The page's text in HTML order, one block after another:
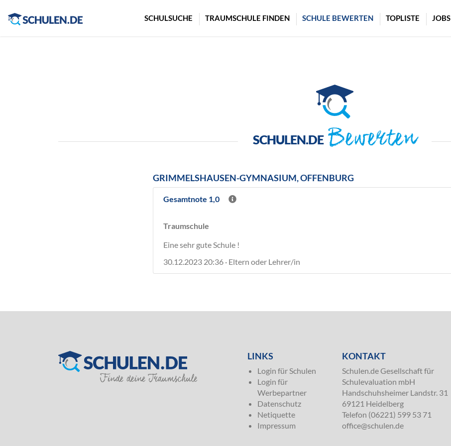
SCHULSUCHE TRAUMSCHULE FINDEN SCHULE BEWERTEN TOPLISTE JOBS
SCHULEN.DE Bewerten
GRIMMELSHAUSEN-GYMNASIUM, OFFENBURG
Gesamtnote 1,0
Traumschule
Eine sehr gute Schule !
30.12.2023 20:36 · Eltern oder Lehrer/in
LINKS
Login für Schulen
Login für
Werbepartner
Datenschutz
Netiquette
Impressum
KONTAKT
Schulen.de Gesellschaft für
Schulevaluation mbH
Handschuhsheimer Landstr. 31
69121 Heidelberg
Telefon (06221) 599 53 71
office@schulen.de